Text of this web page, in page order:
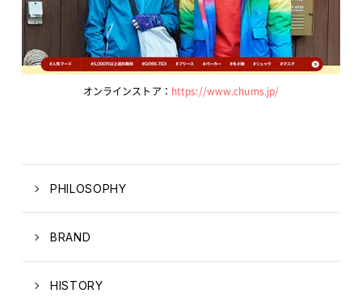
オンラインストア： https://www.chums.jp/
PHILOSOPHY
BRAND
HISTORY